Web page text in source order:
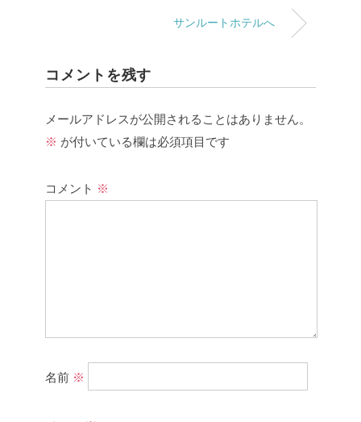
サンルートホテルへ
コメントを残す
メールアドレスが公開されることはありません。
※ が付いている欄は必須項目です
コメント ※
名前 ※